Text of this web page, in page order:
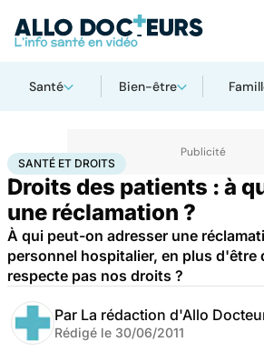
Santé Bien-être
AccueilSantéSanté et droits
SANTÉ ET DROITS
Droits des patients : à
une réclamation ?
À qui peut-on adresser une
personnel hospitalier, en plus d'être
respecte pas nos droits ?
Par La rédaction d'Allo
Rédigé le 30/06/2011